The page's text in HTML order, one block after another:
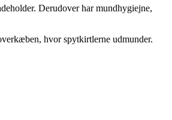
Derudover har mundhygiejne,
hvor spytkirtlerne udmunder.